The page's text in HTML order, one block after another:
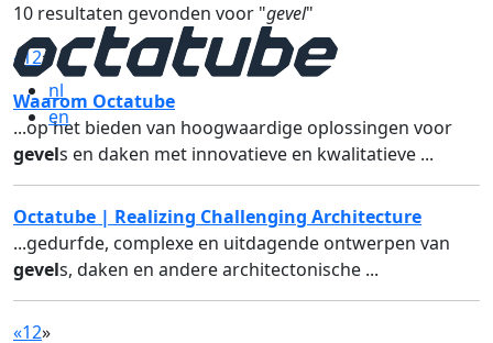
nl
en
10 resultaten gevonden voor "gevel"
« 12»
Waarom Octatube
...op het bieden van hoogwaardige oplossingen voor
gevels en daken met innovatieve en kwalitatieve ...
Octatube | Realizing Challenging Architecture
...gedurfde, complexe en uitdagende ontwerpen van
gevels, daken en andere architectonische ...
«12»